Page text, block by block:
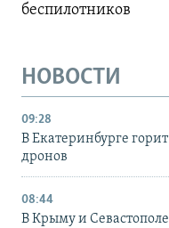
беспилотников
НОВОСТИ
09:28
В Екатеринбурге
дронов
08:44
В Крыму и